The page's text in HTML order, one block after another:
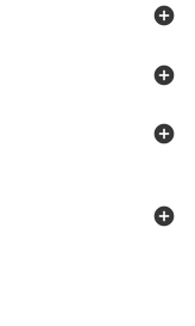



